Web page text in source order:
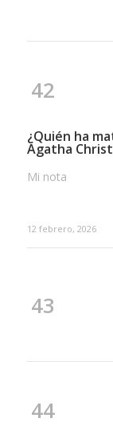
42
¿Quién ha
Agatha
Mi nota
12 febrero, 2026
43
44